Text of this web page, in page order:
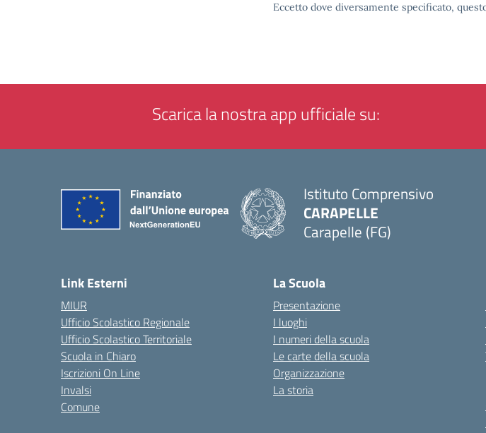
Eccetto dove diversamente specificato,
Scarica la nostra app ufficiale su:
Istituto Comprensivo
CARAPELLE
Carapelle (FG)
Link Esterni
MIUR
Ufficio Scolastico Regionale
Ufficio Scolastico Territoriale
Scuola in Chiaro
Iscrizioni On Line
Invalsi
Comune
La Scuola
Presentazione
I luoghi
I numeri della scuola
Le carte della scuola
Organizzazione
La storia